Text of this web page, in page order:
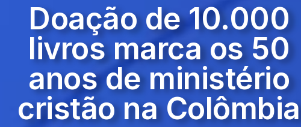
Doação de 10.000
livros marca os 50
anos de ministério
cristão na Colômbia